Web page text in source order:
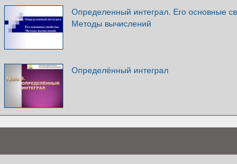
Определенный интеграл. Его основные
Методы вычислений
Определённый интеграл